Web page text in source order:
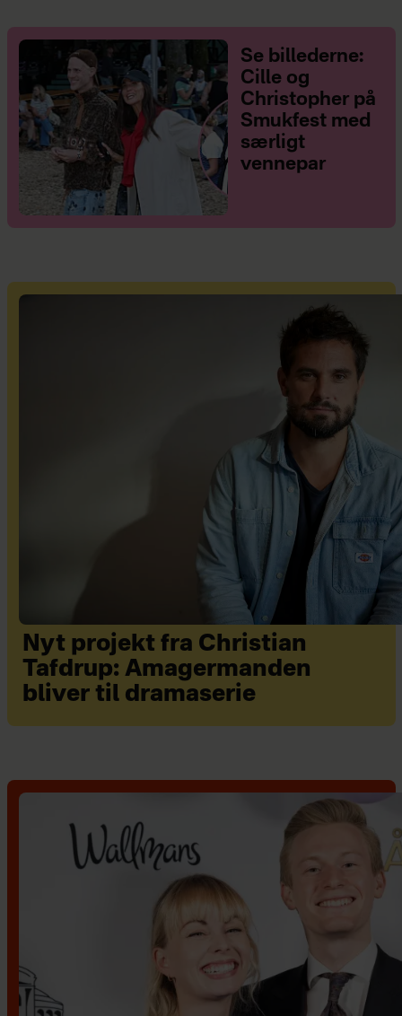
Se billederne:
Cille og
Christopher på
Smukfest med
særligt
vennepar
Nyt projekt fra Christian
Tafdrup: Amagermanden
bliver til dramaserie